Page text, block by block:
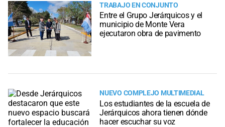
TRABAJO EN CONJUNTO
Entre el Grupo Jerárquicos y el
municipio de Monte Vera
ejecutaron obra de pavimento
NUEVO COMPLEJO MULTIMEDIAL
Los estudiantes de la escuela de
Jerárquicos ahora tienen dónde
hacer escuchar su voz